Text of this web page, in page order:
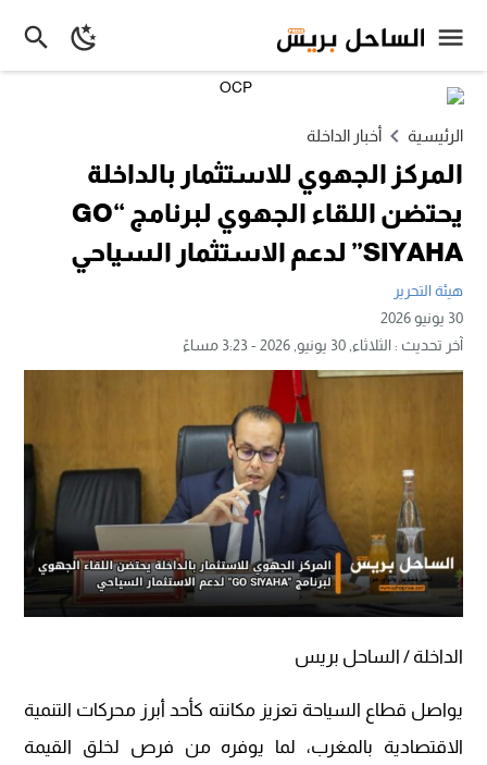
الرئيسية أخبار الداخلة
المركز الجهوي للاستثمار بالداخلة
يحتضن اللقاء الجهوي لبرنامج “GO
SIYAHA” لدعم الاستثمار السياحي
هيئة التحرير
30 يونيو 2026
آخر تحديث :الثلاثاء, 30 يونيو, 2026 - 3:23 مساءً
الداخلة / الساحل بريس
يواصل قطاع السياحة تعزيز مكانته كأحد أبرز محركات التنمية
الاقتصادية بالمغرب، لما يوفره من فرص لخلق القيمة